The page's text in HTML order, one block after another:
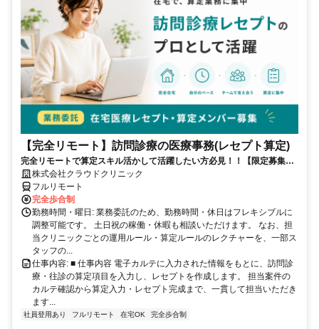
【完全リモート】訪問診療の医療事務(レセプト算定)
完全リモートで算定スキル活かして活躍したい方必見！！【限定募集】
完全リモート｜在宅医療レセプト算定（成果報酬型／業務委託）
株式会社クラウドクリニック
フルリモート
完全歩合制
勤務時間・曜日: 業務委託のため、勤務時間・休日はフレキシブルに
調整可能です。 土日祝の稼働・休暇も相談いただけます。 なお、担
当クリニックごとの運用ルール・算定ルールのレクチャーを、一部ス
タッフの...
仕事内容: ■ 仕事内容 電子カルテに入力された情報をもとに、訪問診
療・往診の算定項目を入力し、レセプトを作成します。 担当案件の
カルテ確認から算定入力・レセプト完成まで、一貫して担当いただき
ます...
社員登用あり フルリモート 在宅OK 完全歩合制